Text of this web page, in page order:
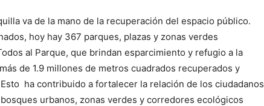
va de la mano de la recuperación del espacio público.
hoy hay 367 parques, plazas y zonas verdes
al Parque, que brindan esparcimiento y refugio a la
de 1.9 millones de metros cuadrados recuperados y
ha contribuido a fortalecer la relación de los ciudadanos
urbanos, zonas verdes y corredores ecológicos